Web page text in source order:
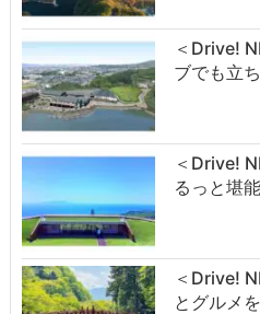
＜Drive!
ブでも立
＜Drive!
るっと堪
＜Drive!
とグルメ